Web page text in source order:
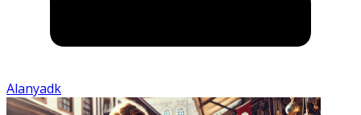
Alanyadk